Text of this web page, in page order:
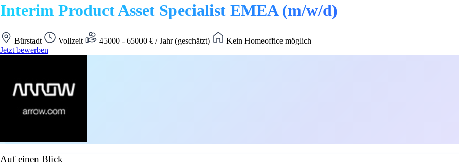
Interim Product Asset Specialist EMEA (m/w/d)
Bürstadt Vollzeit 45000 - 65000 € / Jahr (geschätzt)
Kein Homeoffice möglich
Jetzt bewerben
Auf einen Blick